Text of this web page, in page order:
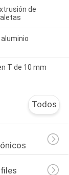
de
T de 10 mm
Todos